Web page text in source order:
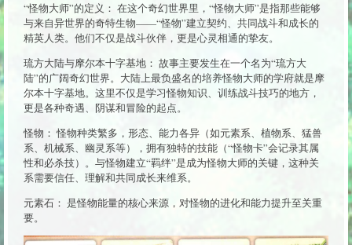
“怪物大师”的定义： 在这个奇幻世界里，“怪物大师”是指那些能够
与来自异世界的奇特生物——“怪物”建立契约、共同战斗和成长的
精英人类。他们不仅是战斗伙伴，更是心灵相通的挚友。
琉方大陆与摩尔本十字基地： 故事主要发生在一个名为“琉方大
陆”的广阔奇幻世界。大陆上最负盛名的培养怪物大师的学府就是摩
尔本十字基地。这里不仅是学习怪物知识、训练战斗技巧的地方，
更是各种奇遇、阴谋和冒险的起点。
怪物： 怪物种类繁多，形态、能力各异（如元素系、植物系、猛兽
系、机械系、幽灵系等），拥有独特的技能（“怪物卡”会记录其属
性和必杀技）。与怪物建立“羁绊”是成为怪物大师的关键，这种关
系需要信任、理解和共同成长来维系。
元素石： 是怪物能量的核心来源，对怪物的进化和能力提升至关重
要。